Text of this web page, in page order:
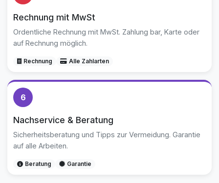
Rechnung mit MwSt
Ordentliche Rechnung mit MwSt. Zahlung bar, Karte oder
auf Rechnung möglich.
Rechnung Alle Zahlarten
6
Nachservice & Beratung
Sicherheitsberatung und Tipps zur Vermeidung. Garantie
auf alle Arbeiten.
Beratung Garantie